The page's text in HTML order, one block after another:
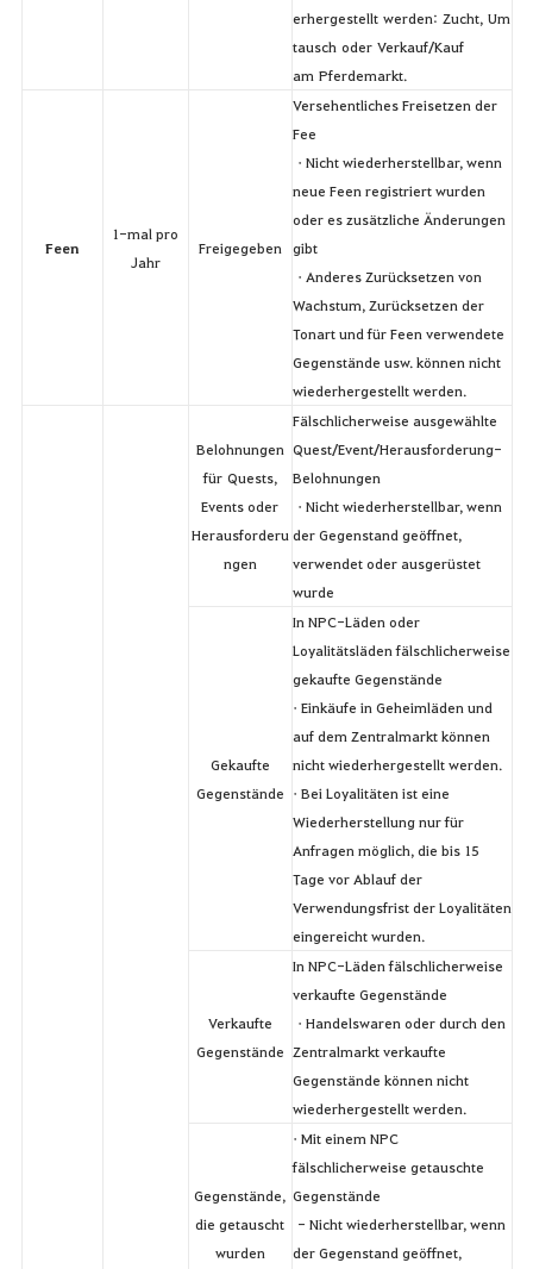
erhergestellt werden: Zucht, Um
tausch oder Verkauf/Kauf
am Pferdemarkt.
Feen
1-mal pro
Jahr
Freigegeben
Versehentliches Freisetzen der
Fee
• Nicht wiederherstellbar, wenn
neue Feen registriert wurden
oder es zusätzliche Änderungen
gibt
• Anderes Zurücksetzen von
Wachstum, Zurücksetzen der
Tonart und für Feen verwendete
Gegenstände usw. können nicht
wiederhergestellt werden.
Belohnungen
für Quests,
Events oder
Herausforderu
ngen
Fälschlicherweise ausgewählte
Quest/Event/Herausforderung-
Belohnungen
• Nicht wiederherstellbar, wenn
der Gegenstand geöffnet,
verwendet oder ausgerüstet
wurde
Gekaufte
Gegenstände
In NPC-Läden oder
Loyalitätsläden fälschlicherweise
gekaufte Gegenstände
• Einkäufe in Geheimläden und
auf dem Zentralmarkt können
nicht wiederhergestellt werden.
• Bei Loyalitäten ist eine
Wiederherstellung nur für
Anfragen möglich, die bis 15
Tage vor Ablauf der
Verwendungsfrist der Loyalitäten
eingereicht wurden.
Verkaufte
Gegenstände
In NPC-Läden fälschlicherweise
verkaufte Gegenstände
• Handelswaren oder durch den
Zentralmarkt verkaufte
Gegenstände können nicht
wiederhergestellt werden.
Gegenstände,
die getauscht
wurden
• Mit einem NPC
fälschlicherweise getauschte
Gegenstände
- Nicht wiederherstellbar, wenn
der Gegenstand geöffnet,